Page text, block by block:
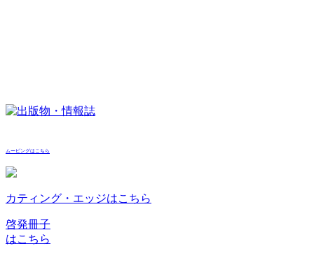
ムービングはこちら
カティング・エッジはこちら
啓発冊子
はこちら